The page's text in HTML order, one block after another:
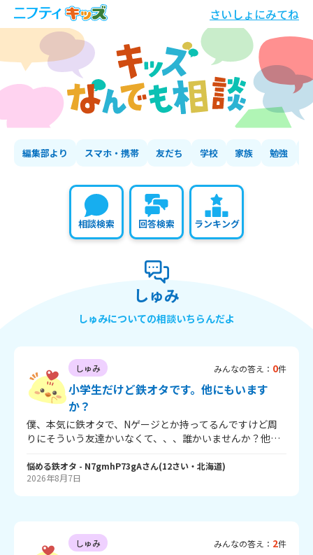
さいしょにみてね
編集部より スマホ・携帯 友だち 学校 家族 勉強
相談検索 回答検索 ランキング
の相談いちらん
しゅみ
しゅみについての相談いちらんだよ
しゅみ みんなの答え： 0件
小学生だけど鉄オタです。他にもいます
か？
僕、本気に鉄オタで、Nゲージとか持ってるんですけど周
りにそういう友達かいなくて、、、誰かいませんか？他に
悩める鉄オタ - N7gmhP73gAさん(12さい・ 北海道)
2026年8月7日
しゅみ みんなの答え： 2件